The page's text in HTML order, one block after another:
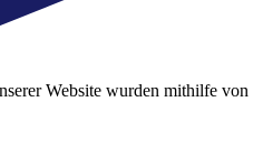
Website wurden mithilfe von